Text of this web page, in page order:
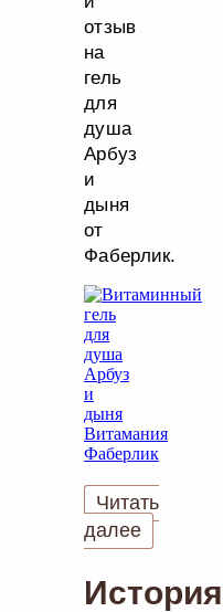
отзыв
на
гель
для
душа
Арбуз
и
дыня
от
Фаберлик.
Читать
далее
История